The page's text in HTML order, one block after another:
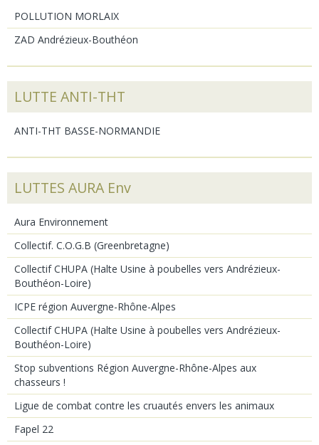
POLLUTION MORLAIX
ZAD Andrézieux-Bouthéon
LUTTE ANTI-THT
ANTI-THT BASSE-NORMANDIE
LUTTES AURA Env
Aura Environnement
Collectif. C.O.G.B (Greenbretagne)
Collectif CHUPA (Halte Usine à poubelles vers Andrézieux-
Bouthéon-Loire)
ICPE région Auvergne-Rhône-Alpes
Collectif CHUPA (Halte Usine à poubelles vers Andrézieux-
Bouthéon-Loire)
Stop subventions Région Auvergne-Rhône-Alpes aux
chasseurs !
Ligue de combat contre les cruautés envers les animaux
Fapel 22